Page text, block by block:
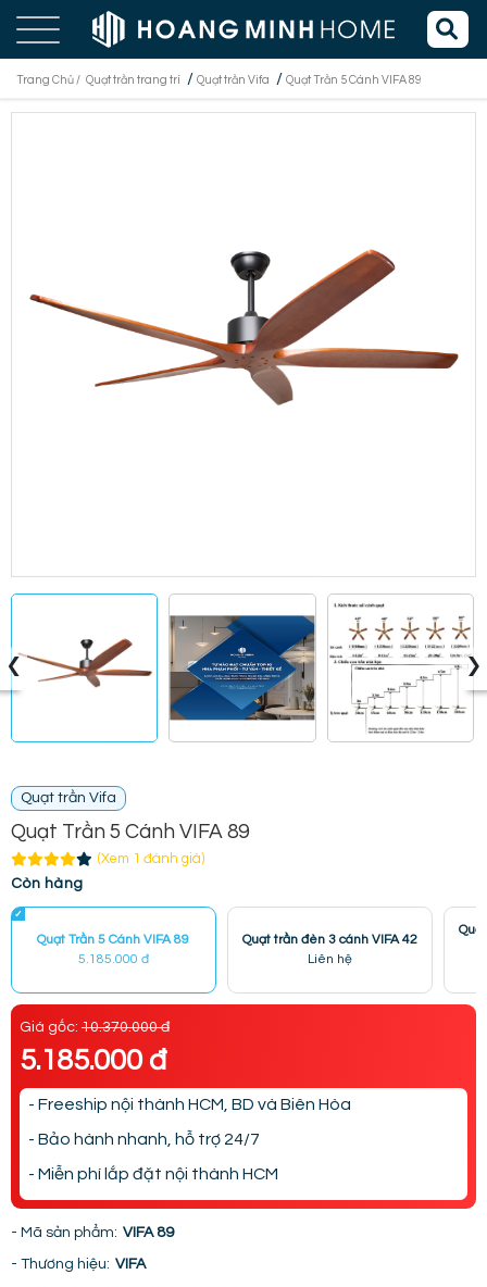
Trang Chủ / Quạt trần trang trí / Quạt trần Vifa / Quạt Trần 5 Cánh VIFA 89
‹ ›
Quạt trần Vifa
Quạt Trần 5 Cánh VIFA 89
(Xem 1 đánh giá)
Còn hàng
Quạt Trần 5 Cánh VIFA 89
5.185.000 đ
Quạt trần đèn 3 cánh VIFA 42
Liên hệ
Giá gốc: 10.370.000 đ
5.185.000 đ
- Freeship nội thành HCM, BD và Biên Hòa
- Bảo hành nhanh, hỗ trợ 24/7
- Miễn phí lắp đặt nội thành HCM
- Mã sản phẩm: VIFA 89
- Thương hiệu: VIFA